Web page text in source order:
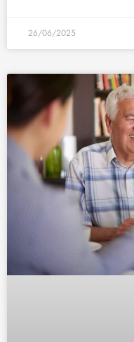
26/06/2025